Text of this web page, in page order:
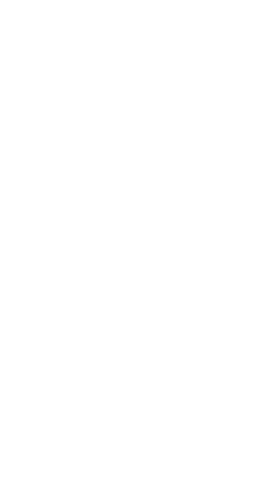
folgende Social